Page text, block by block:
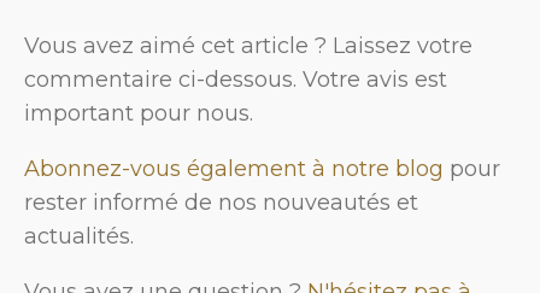
Vous avez aimé cet article ? Laissez votre
commentaire ci-dessous. Votre avis est
important pour nous.
Abonnez-vous également à notre blog pour
rester informé de nos nouveautés et
actualités.